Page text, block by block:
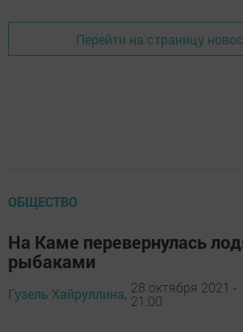
Перейти на страницу
ОБЩЕСТВО
На Каме перевернулась
рыбаками
Гузель Хайруллина, 28 октября 2021 -
21:00